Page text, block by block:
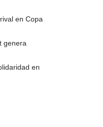
en Copa
genera
en